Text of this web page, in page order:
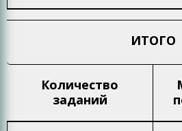
ИТОГО
Количество
заданий